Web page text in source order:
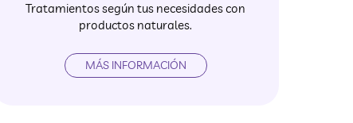
Tratamientos según tus necesidades con
productos naturales.
MÁS INFORMACIÓN